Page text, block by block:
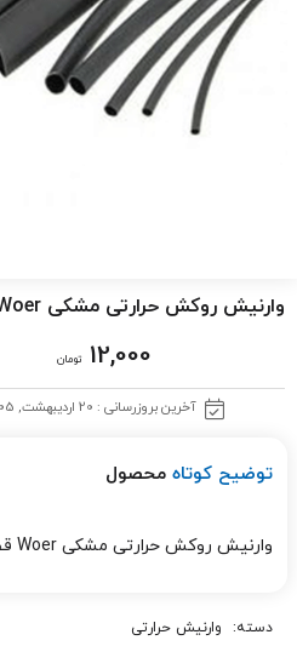
وارنیش روکش حرارتی مشکی Woer قطر 2.5 میلی متر
12,000 تومان
آخرین بروزرسانی : 20 اردیبهشت, 1405
توضیح کوتاه محصول
وارنیش روکش حرارتی مشکی Woer قطر 2.5 میلی متر
دسته: وارنیش حرارتی